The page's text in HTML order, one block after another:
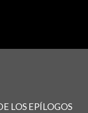
LOS EPÍLOGOS